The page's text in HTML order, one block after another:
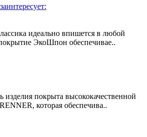
идеально впишется в любой
ЭкоШпон обеспечивае..
изделия покрыта высококачественной
которая обеспечива..